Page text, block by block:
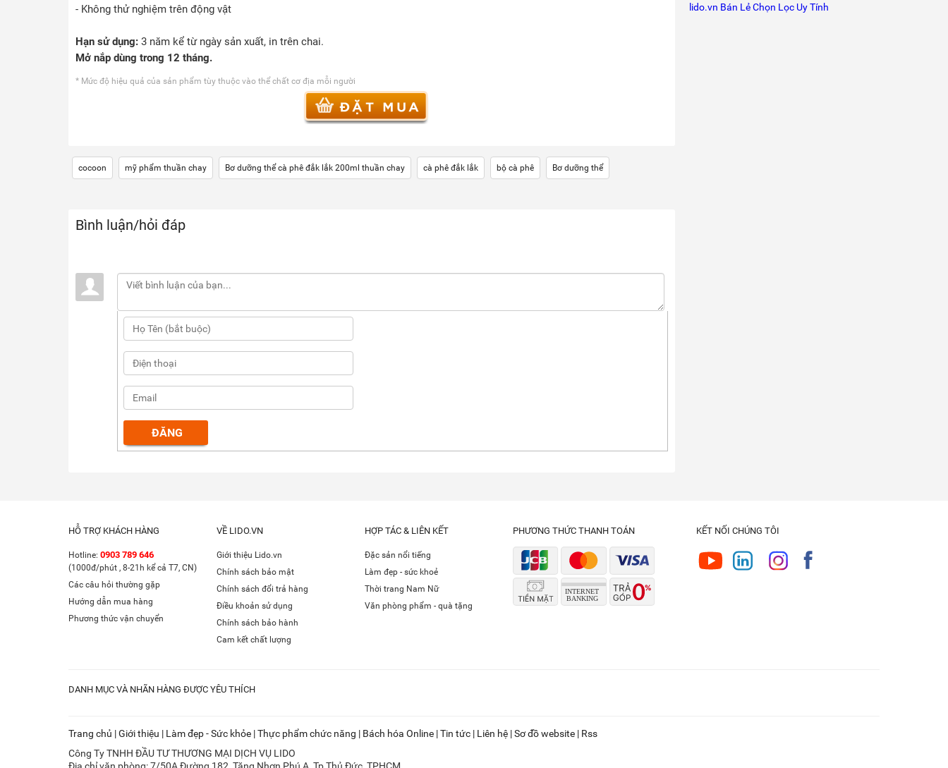
- Không thử nghiệm trên động vật
Hạn sử dụng: 3 năm kể từ ngày sản xuất, in trên chai.
Mở nắp dùng trong 12 tháng.
* Mức độ hiệu quả của sản phẩm tùy thuộc vào thể chất cơ địa mỗi người
cocoon mỹ phẩm thuần chay Bơ dưỡng thể cà phê đắk lắk 200ml thuần chay cà phê đắk lắk bộ cà phê Bơ dưỡng thể
Bình luận/hỏi đáp
lido.vn Bán Lẻ Chọn Lọc Uy Tính
HỖ TRỢ KHÁCH HÀNG
Hotline: 0903 789 646
(1000đ/phút , 8-21h kể cả T7, CN)
Các câu hỏi thường gặp
Hướng dẫn mua hàng
Phương thức vận chuyển
VỀ LIDO.VN
Giới thiệu Lido.vn
Chính sách bảo mật
Chính sách đổi trả hàng
Điều khoản sử dụng
Chính sách bảo hành
Cam kết chất lượng
HỢP TÁC & LIÊN KẾT
Đặc sản nổi tiếng
Làm đẹp - sức khoẻ
Thời trang Nam Nữ
Văn phòng phẩm - quà tặng
PHƯƠNG THỨC THANH TOÁN KẾT NỐI CHÚNG TÔI
DANH MỤC VÀ NHÃN HÀNG ĐƯỢC YÊU THÍCH
Trang chủ |Giới thiệu | Làm đẹp - Sức khỏe |Thực phẩm chức năng | Bách hóa Online |Tin tức | Liên hệ |Sơ đồ website | Rss
Công Ty TNHH ĐẦU TƯ THƯƠNG MẠI DỊCH VỤ LIDO